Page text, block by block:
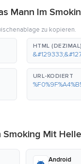
Mann Im
zu kopieren.
HTML (DEZIMAL)
URL-KODIERT
Mit
Android